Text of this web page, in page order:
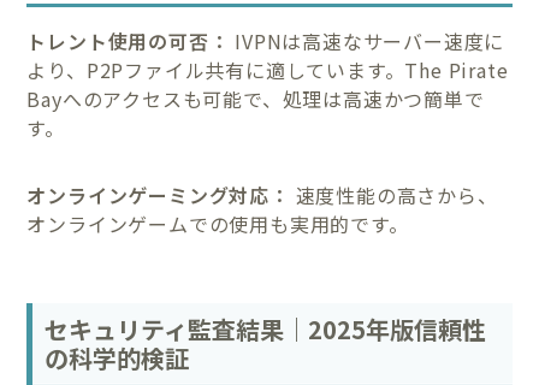
トレント使用の可否： IVPNは高速なサーバー速度に
より、P2Pファイル共有に適しています。The Pirate
Bayへのアクセスも可能で、処理は高速かつ簡単で
す。
オンラインゲーミング対応： 速度性能の高さから、
オンラインゲームでの使用も実用的です。
セキュリティ監査結果｜2025年版信頼性
の科学的検証